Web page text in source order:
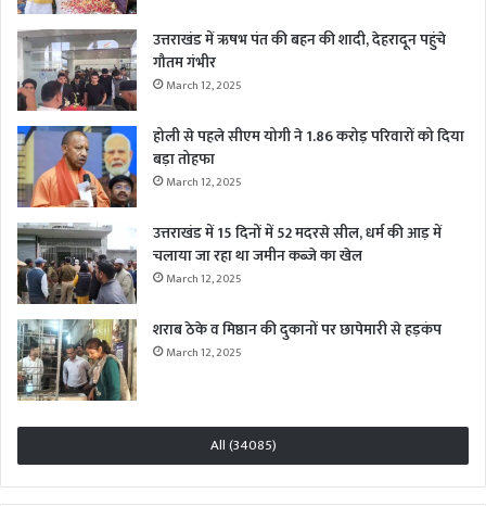
उत्तराखंड में ऋषभ पंत की बहन की शादी, देहरादून पहुंचे
गौतम गंभीर
March 12, 2025
होली से पहले सीएम योगी ने 1.86 करोड़ परिवारों को दिया
बड़ा तोहफा
March 12, 2025
उत्तराखंड में 15 दिनों में 52 मदरसे सील, धर्म की आड़ में
चलाया जा रहा था जमीन कब्जे का खेल
March 12, 2025
शराब ठेके व मिष्ठान की दुकानों पर छापेमारी से हड़कंप
March 12, 2025
All (34085)